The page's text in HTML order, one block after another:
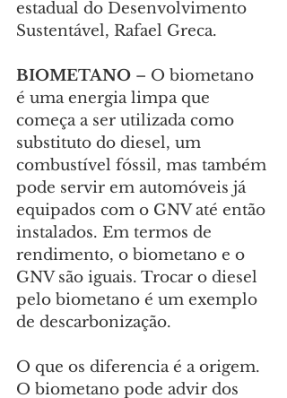
estadual do Desenvolvimento
Sustentável, Rafael Greca.
BIOMETANO – O biometano
é uma energia limpa que
começa a ser utilizada como
substituto do diesel, um
combustível fóssil, mas também
pode servir em automóveis já
equipados com o GNV até então
instalados. Em termos de
rendimento, o biometano e o
GNV são iguais. Trocar o diesel
pelo biometano é um exemplo
de descarbonização.
O que os diferencia é a origem.
O biometano pode advir dos